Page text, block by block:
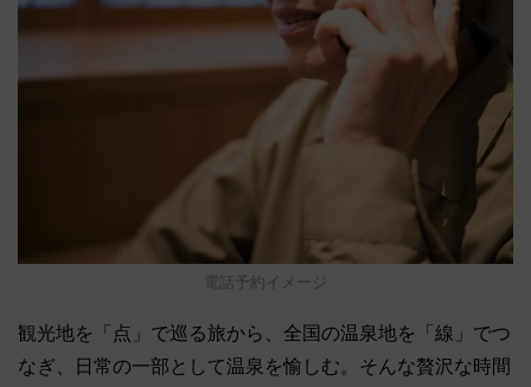
電話予約イメージ
観光地を「点」で巡る旅から、全国の温泉地を「線」でつ
なぎ、日常の一部として温泉を愉しむ。そんな贅沢な時間